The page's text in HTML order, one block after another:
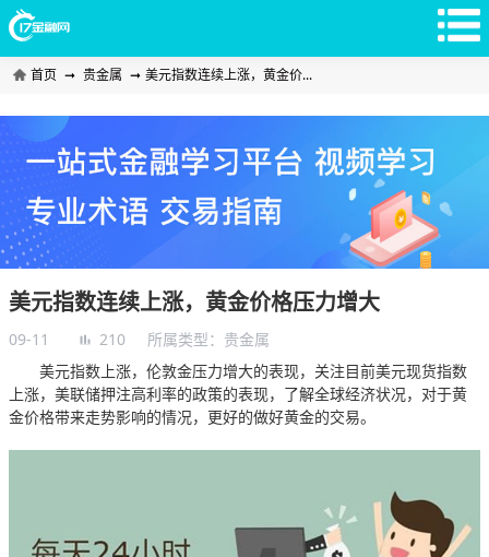
首页 ➞ 贵金属 ➞ 美元指数连续上涨，黄金价...
美元指数连续上涨，黄金价格压力增大
09-11 210 所属类型： 贵金属
美元指数上涨，伦敦金压力增大的表现，关注目前美元现货指数
上涨，美联储押注高利率的政策的表现，了解全球经济状况，对于黄
金价格带来走势影响的情况，更好的做好黄金的交易。